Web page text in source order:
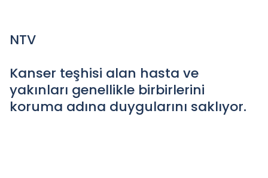
NTV
Kanser teşhisi alan hasta ve
yakınları genellikle birbirlerini
koruma adına duygularını saklıyor.